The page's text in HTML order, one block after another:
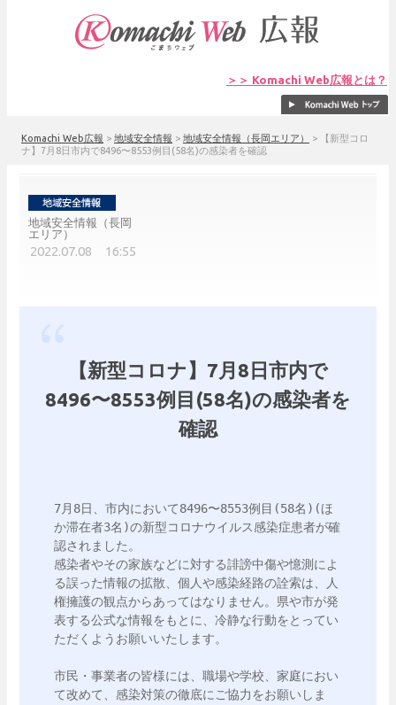
＞＞ Komachi Web広報とは？
Komachi Web広報 > 地域安全情報 > 地域安全情報（長岡エリア） >
【新型コロ
ナ】7月8日市内で8496〜8553例目(58名)の感染者を確認
地域安全情報（長岡
エリア）
2022.07.08 16:55
【新型コロナ】7月8日市内で
8496〜8553例目(58名)の感染者を
確認
7月8日、市内において8496〜8553例目(58名)(ほ
か滞在者3名)の新型コロナウイルス感染症患者が確
認されました。
感染者やその家族などに対する誹謗中傷や憶測によ
る誤った情報の拡散、個人や感染経路の詮索は、人
権擁護の観点からあってはなりません。県や市が発
表する公式な情報をもとに、冷静な行動をとってい
ただくようお願いいたします。
市民・事業者の皆様には、職場や学校、家庭におい
て改めて、感染対策の徹底にご協力をお願いしま